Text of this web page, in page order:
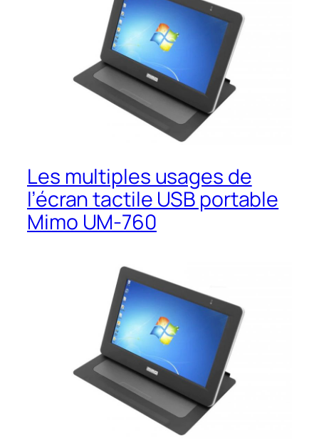
Les multiples usages de
l’écran tactile USB portable
Mimo UM-760